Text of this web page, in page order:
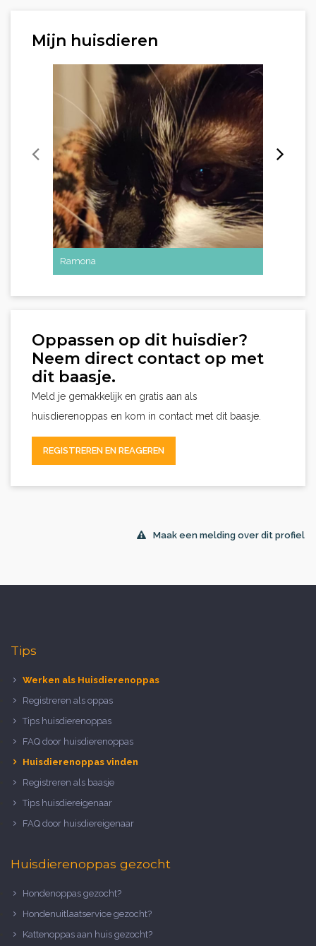
Mijn huisdieren
Ramona
Oppassen op dit huisdier?
Neem direct contact op met
dit baasje.
Meld je gemakkelijk en gratis aan als
huisdierenoppas en kom in contact met dit baasje.
REGISTREREN EN REAGEREN
Maak een melding over dit profiel
Tips
Werken als Huisdierenoppas
Registreren als oppas
Tips huisdierenoppas
FAQ door huisdierenoppas
Huisdierenoppas vinden
Registreren als baasje
Tips huisdiereigenaar
FAQ door huisdiereigenaar
Huisdierenoppas gezocht
Hondenoppas gezocht?
Hondenuitlaatservice gezocht?
Kattenoppas aan huis gezocht?